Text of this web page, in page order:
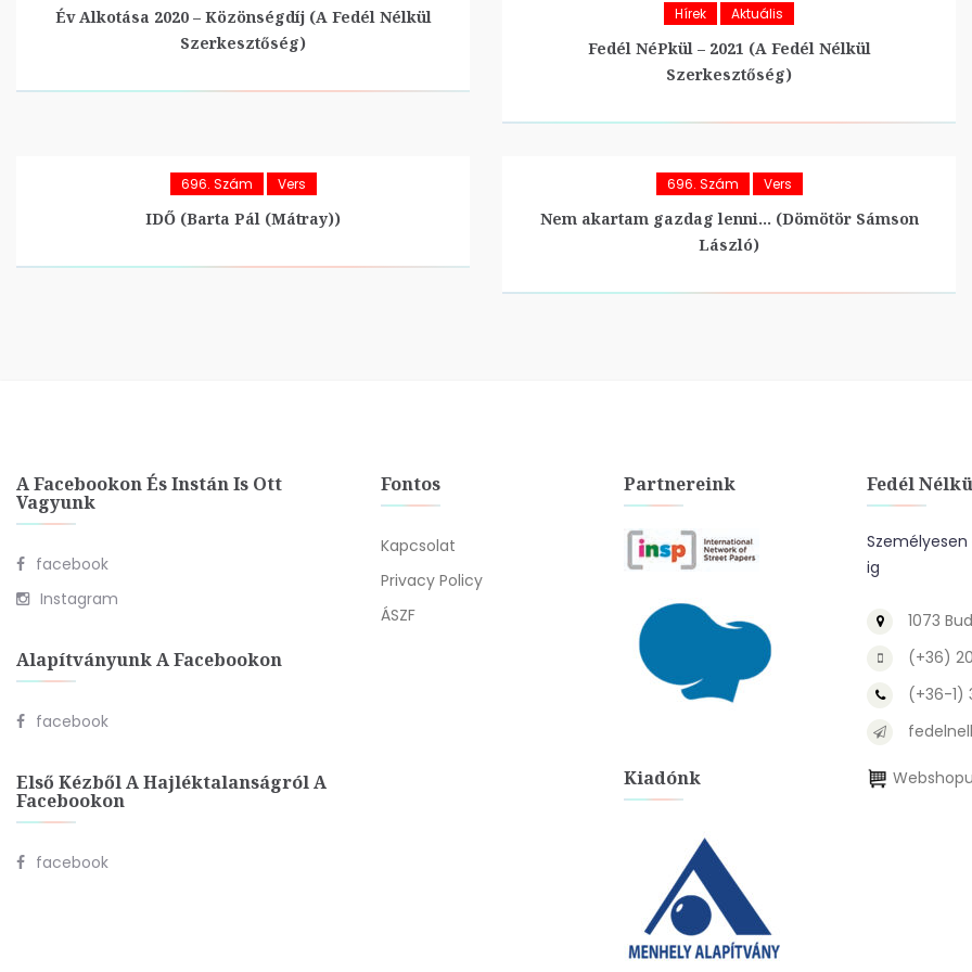
Év Alkotása 2020 – Közönségdíj (A Fedél Nélkül
Szerkesztőség)
Hírek Aktuális
Fedél NéPkül – 2021 (A Fedél Nélkül
Szerkesztőség)
696. Szám Vers
IDŐ (Barta Pál (Mátray))
696. Szám Vers
Nem akartam gazdag lenni… (Dömötör Sámson
László)
A Facebookon És Instán Is Ott
Vagyunk
facebook
Instagram
Alapítványunk A Facebookon
facebook
Első Kézből A Hajléktalanságról A
Facebookon
facebook
Fontos
Kapcsolat
Privacy Policy
ÁSZF
Partnereink
Kiadónk
Fedél
ig
1073
(+36)
(+36-1)